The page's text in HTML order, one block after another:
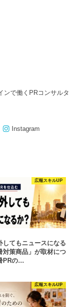
ンで働くPRコンサルタ
Instagram
広報スキルUP
してもニュースになる
対策商品」が取材につ
PRの…
広報スキルUP